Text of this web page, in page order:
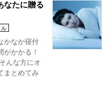
なたに贈る
ル
かなか寝付
かかる！
んな方にオ
まとめてみ